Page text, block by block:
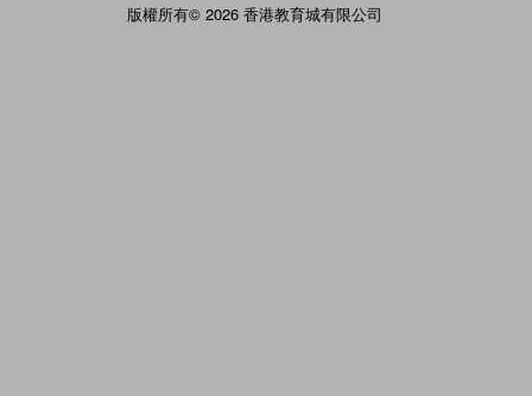
版權所有© 2026 香港教育城有限公司